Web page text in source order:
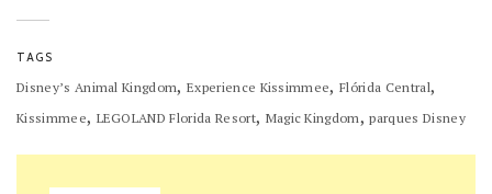
TAGS
Disney’s Animal Kingdom,Experience Kissimmee,Flórida Central,
Kissimmee, LEGOLAND Florida Resort, Magic Kingdom,parques Disney